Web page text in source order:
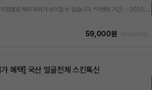
*눈밑, 애교살, 입술, 특수 부위 제외 *지점별로 제외 부위가 상이할 수 있습니다. *이벤트 기간 : ~2026.08.31까지 *이벤트 기간 내 신청 가능하며, 1회 한정 이벤트입니다. ※본 상품은 1회 한정가 상품으로, 최초 1회에 한해 특별가로 결제 가능합니다. 이후 추가 구매 시에는 상시 정상가 또는 상시 이벤트가가 적용됩니다.
59,000원
혜택] 국산 얼굴전체 스킨톡신